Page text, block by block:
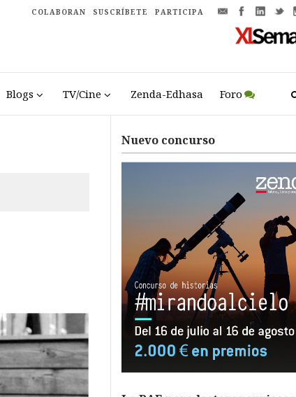
COLABORAN SUSCRÍBETE PARTICIPA
Blogs TV/Cine Zenda-Edhasa Foro
Nuevo concurso